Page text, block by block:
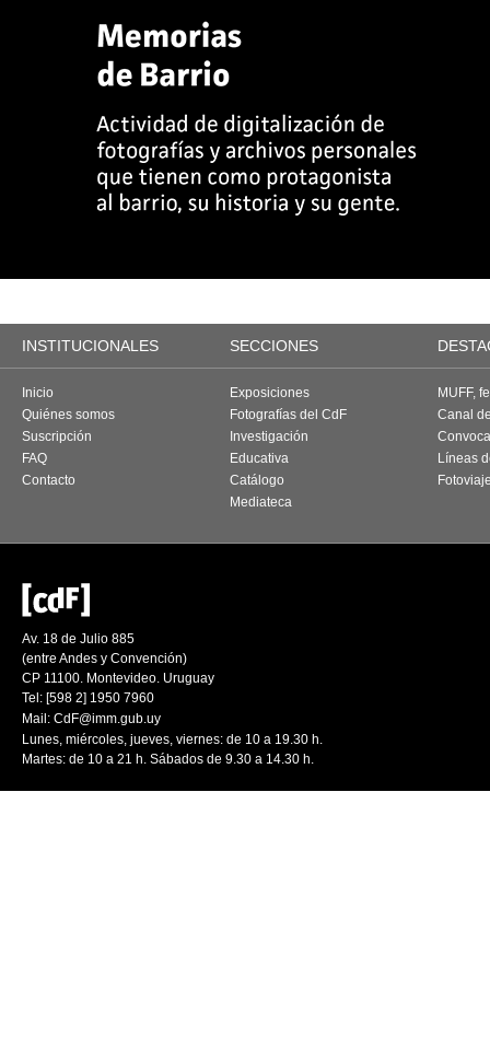
INSTITUCIONALES SECCIONES
Inicio
Quiénes somos
Suscripción
FAQ
Contacto
Exposiciones
Fotografías del CdF
Investigación
Educativa
Catálogo
Mediateca
MUFF,
Canal
Líneas
Av. 18 de Julio 885
(entre Andes y Convención)
CP 11100. Montevideo. Uruguay
Tel: [598 2] 1950 7960
Mail: CdF@imm.gub.uy
Lunes, miércoles, jueves, viernes: de 10 a 19.30 h.
Martes: de 10 a 21 h. Sábados de 9.30 a 14.30 h.